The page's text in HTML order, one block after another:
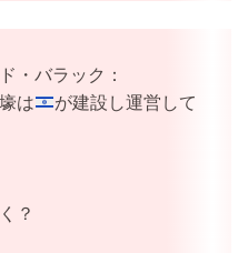
・バラック：
は
が建設し運営して
？